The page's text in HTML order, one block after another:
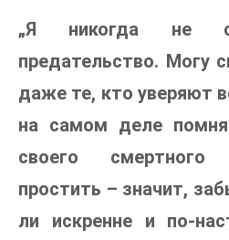
„Я никогда не
предательство. Могу
даже те, кто уверяют
на самом деле
своего смертного
простить – значит,
ли искренне и по-